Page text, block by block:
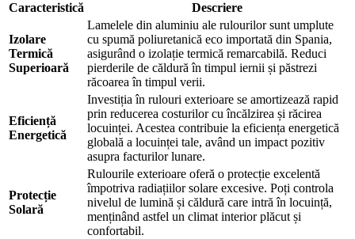
Caracteristică Descriere
Izolare
Termică
Superioară
Lamelele din aluminiu ale rulourilor sunt umplute
cu spumă poliuretanică eco importată din Spania,
asigurând o izolație termică remarcabilă. Reduci
pierderile de căldură în timpul iernii și păstrezi
răcoarea în timpul verii.
Eficiență
Energetică
Investiția în rulouri exterioare se amortizează rapid
prin reducerea costurilor cu încălzirea și răcirea
locuinței. Acestea contribuie la eficiența energetică
globală a locuinței tale, având un impact pozitiv
asupra facturilor lunare.
Protecție
Solară
Rulourile exterioare oferă o protecție excelentă
împotriva radiațiilor solare excesive. Poți controla
nivelul de lumină și căldură care intră în locuință,
menținând astfel un climat interior plăcut și
confortabil.
Închide